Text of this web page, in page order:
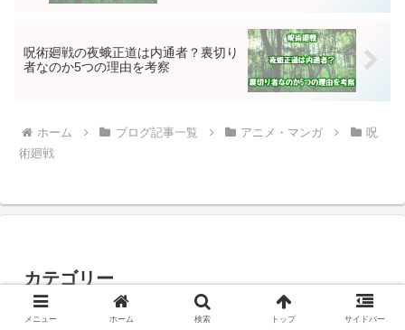
呪術廻戦の夜蛾正道は内通者？裏切り
者なのか5つの理由を考察
ホーム ブログ記事一覧 アニメ・マンガ
呪
術廻戦
カテゴリー
メニュー ホーム 検索 トップ サイドバー